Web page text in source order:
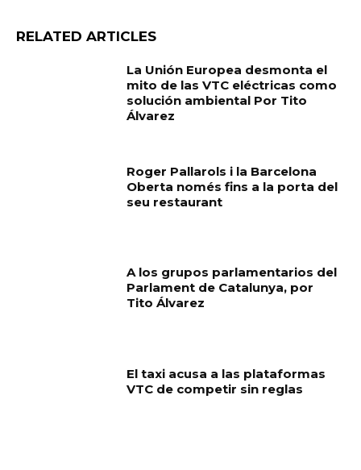
RELATED ARTICLES
La Unión Europea desmonta el
mito de las VTC eléctricas como
solución ambiental Por Tito
Álvarez
Roger Pallarols i la Barcelona
Oberta només fins a la porta del
seu restaurant
A los grupos parlamentarios del
Parlament de Catalunya, por
Tito Álvarez
El taxi acusa a las plataformas
VTC de competir sin reglas